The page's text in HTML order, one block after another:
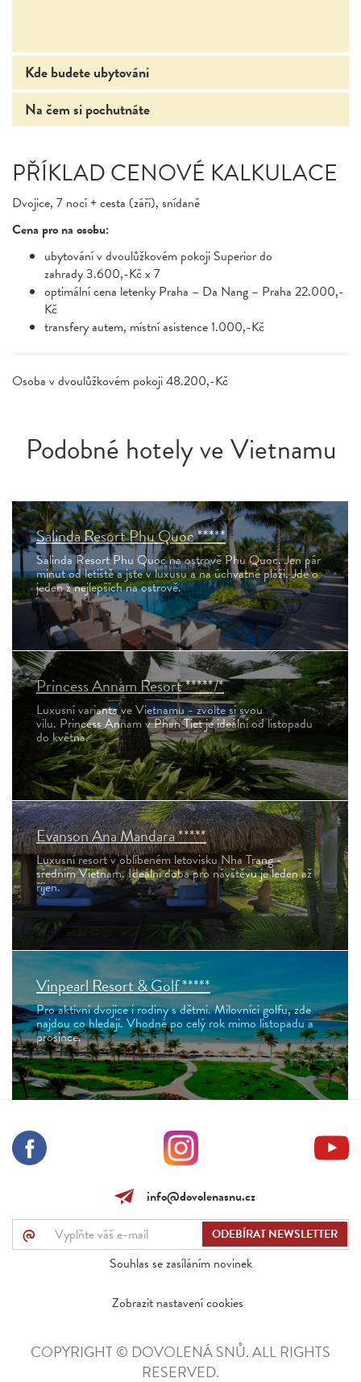
Kde budete ubytováni
Na čem si pochutnáte
PŘÍKLAD CENOVÉ KALKULACE
Dvojice, 7 nocí + cesta (září), snídaně
Cena pro na osobu:
ubytování v dvoulůžkovém pokoji Superior do
zahrady 3.600,-Kč x 7
optimální cena letenky Praha – Da Nang – Praha 22.000,-
Kč
transfery autem, místní asistence 1.000,-Kč
Osoba v dvoulůžkovém pokoji 48.200,-Kč
Podobné hotely ve Vietnamu
Salinda Resort Phu Quoc *****
Salinda Resort Phu Quoc na ostrově Phu Quoc. Jen pár
minut od letiště a jste v luxusu a na úchvatné pláži. Jde o
jeden z nejlepších na ostrově.
Princess Annam Resort *****/*
Luxusní varianta ve Vietnamu - zvolte si svou
vilu. Princess Annam v Phan Tiet je ideální od listopadu
do května.
Evanson Ana Mandara *****
Luxusní resort v oblíbeném letovisku Nha Trang -
sředním Vietnam. Ideální doba pro návštěvu je leden až
říjen.
Vinpearl Resort & Golf *****
Pro aktivní dvojice i rodiny s dětmi. Milovníci golfu, zde
najdou co hledají. Vhodné po celý rok mimo listopadu a
prosince.
info@dovolenasnu.cz
@
Souhlas se zasíláním novinek
Zobrazit nastavení cookies
COPYRIGHT © DOVOLENÁ SNŮ. ALL RIGHTS
RESERVED.